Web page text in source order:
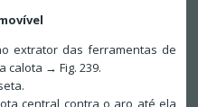
extrator das ferramentas de
calota → Fig. 239.
central contra o aro até ela